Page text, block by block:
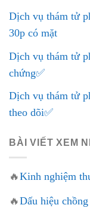
Dịch vụ thám tử
30p có mặt
Dịch vụ thám tử
chứng✅
Dịch vụ thám tử
theo dõi✅
BÀI VIẾT XEM
🔥Kinh nghiệm
🔥Dấu hiệu